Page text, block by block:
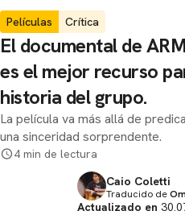
Películas Crítica
El documental de
es el mejor recurso
historia del grupo.
La película va más allá de
una sinceridad sorprendente.
4 min de lectura
Caio Coletti
Traducido de
Actualizado en